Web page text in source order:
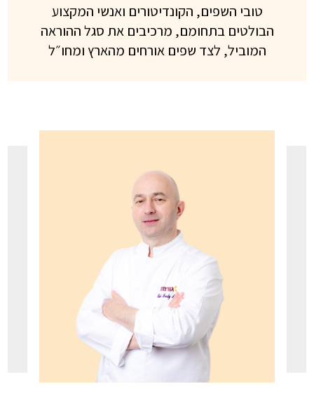
טובי השפים, הקונדיטורים ואנשי המקצוע
הבולטים בתחומם, מרכיבים את סגל ההוראה
המוביל, לצד שפים אורחים מהארץ ומחו״ל